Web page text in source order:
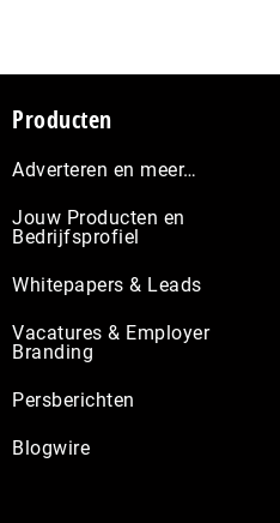
Producten
Adverteren en meer…
Jouw Producten en
Bedrijfsprofiel
Whitepapers & Leads
Vacatures & Employer
Branding
Persberichten
Blogwire